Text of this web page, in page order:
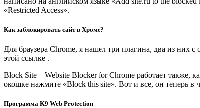
«Restricted Access».
Как заблокировать сайт в Хроме?
Для браузера Chrome, я нашел три плагина, два из них
этой ссылке .
Block Site – Website Blocker for Chrome работает также,
окошке нажмите «Block this site». Вот и все, он теперь в
Программа K9 Web Protection